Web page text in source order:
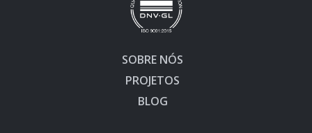
SOBRE NÓS
PROJETOS
BLOG